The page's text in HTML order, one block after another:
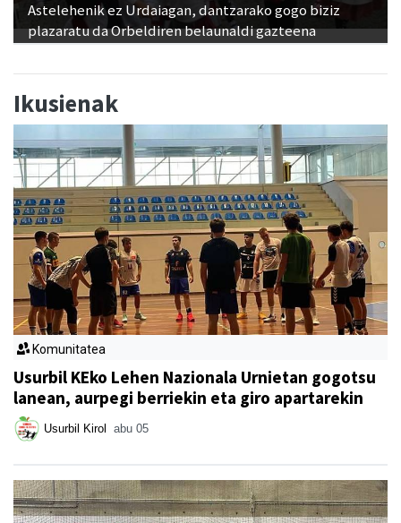
Astelehenik ez Urdaiagan, dantzarako gogo biziz
plazaratu da Orbeldiren belaunaldi gazteena
Ikusienak
Komunitatea
Usurbil KEko Lehen Nazionala Urnietan gogotsu
lanean, aurpegi berriekin eta giro apartarekin
Usurbil Kirol abu 05